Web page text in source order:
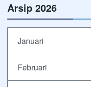
Arsip 2026
Januari
Februari